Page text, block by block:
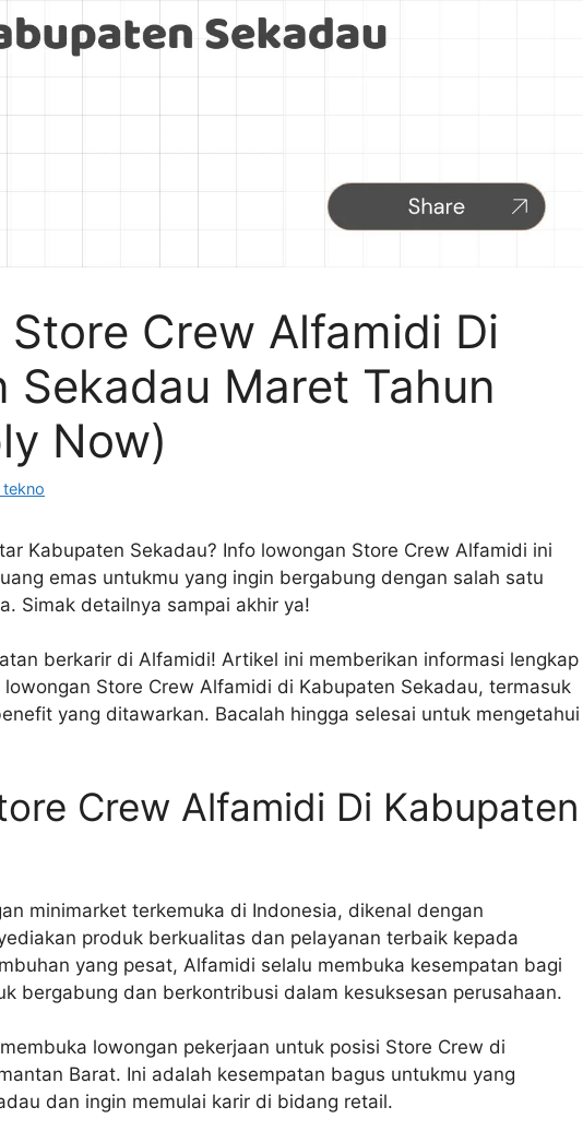
Crew Alfamidi Di
Sekadau Maret Tahun
Now)
tekno
Kabupaten Sekadau? Info lowongan Store Crew Alfamidi ini
emas untukmu yang ingin bergabung dengan salah satu
Simak detailnya sampai akhir ya!
berkarir di Alfamidi! Artikel ini memberikan informasi lengkap
Store Crew Alfamidi di Kabupaten Sekadau, termasuk
yang ditawarkan. Bacalah hingga selesai untuk mengetahui
Crew Alfamidi Di Kabupaten
minimarket terkemuka di Indonesia, dikenal dengan
produk berkualitas dan pelayanan terbaik kepada
yang pesat, Alfamidi selalu membuka kesempatan bagi
bergabung dan berkontribusi dalam kesuksesan perusahaan.
lowongan pekerjaan untuk posisi Store Crew di
Barat. Ini adalah kesempatan bagus untukmu yang
dan ingin memulai karir di bidang retail.